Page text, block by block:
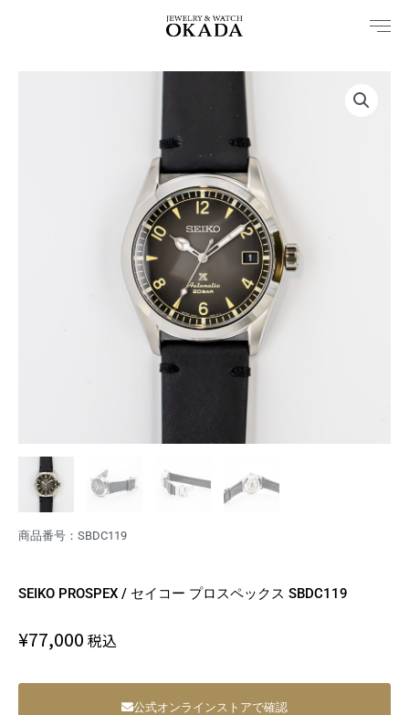
商品番号：SBDC119
SEIKO PROSPEX / セイコー プロスペックス SBDC119
¥77,000 税込
公式オンラインストアで確認